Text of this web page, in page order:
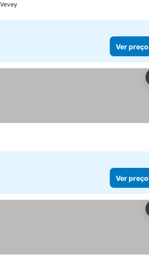
Ver
Ver